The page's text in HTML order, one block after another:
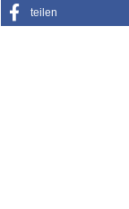
teilen